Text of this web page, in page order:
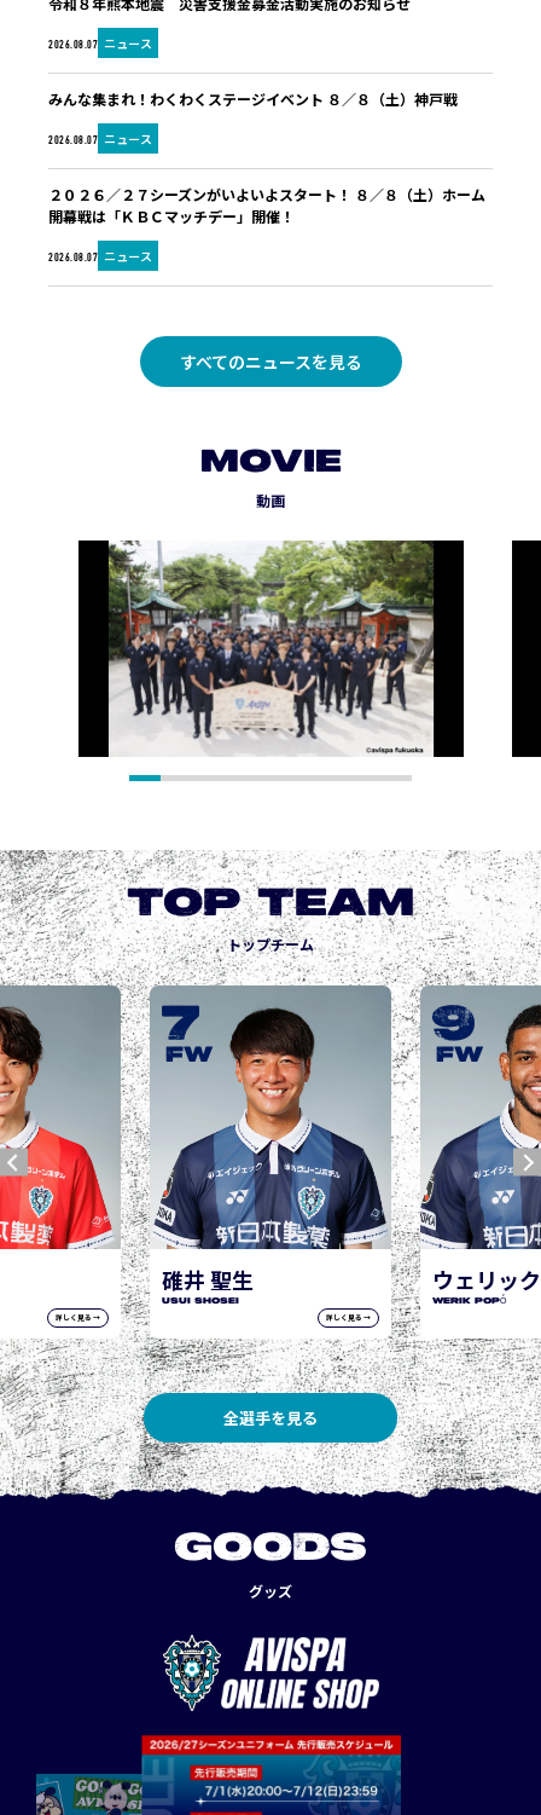
2026.08.07 ニュース
2026.08.07 ニュース
みんな集まれ！わくわくステージイベント ８／８（土）神戸戦
2026.08.07 ニュース
２０２６／２７シーズンがいよいよスタート！ ８／８（土）ホーム
開幕戦は「ＫＢＣマッチデー」開催！
すべてのニュースを見る
MOVIE
動画
TOP TEAM
トップチーム
詳しく見る →
ウェリック ポポ
WERIK POPÓ
詳しく見る →
9
FW
城後 寿
JOGO Hisashi
10
FW
全選手を見る
GOODS
グッズ